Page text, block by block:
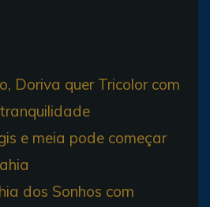
Doriva quer Tricolor com
e meia pode começar
dos Sonhos com